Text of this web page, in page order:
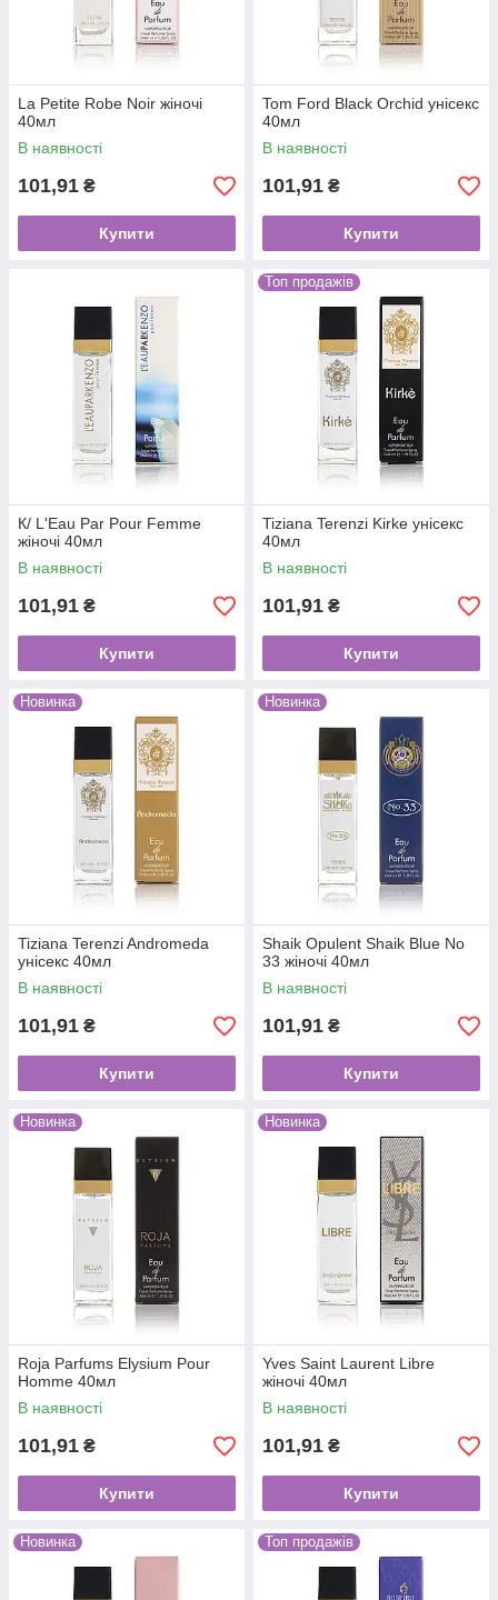
La Petite Robe Noir жіночі
40мл
В наявності
101,91 ₴
Купити
Tom Ford Black Orchid унісекс
40мл
В наявності
101,91 ₴
Купити
К/ L'Eau Par Pour Femme
жіночі 40мл
В наявності
101,91 ₴
Купити
Топ продажів
Tiziana Terenzi Kirke унісекс
40мл
В наявності
101,91 ₴
Купити
Новинка
Tiziana Terenzi Andromeda
унісекс 40мл
В наявності
101,91 ₴
Купити
Новинка
Shaik Opulent Shaik Blue No
33 жіночі 40мл
В наявності
101,91 ₴
Купити
Новинка
Roja Parfums Elysium Pour
Homme 40мл
В наявності
101,91 ₴
Купити
Новинка
Yves Saint Laurent Libre
жіночі 40мл
В наявності
101,91 ₴
Купити
Новинка Топ продажів